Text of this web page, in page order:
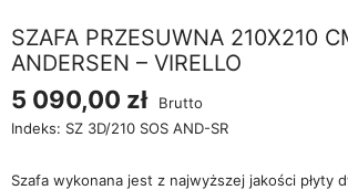
SZAFA PRZESUWNA 210X210
ANDERSEN – VIRELLO
5 090,00 zł
Brutto
Indeks: SZ 3D/210 SOS AND-SR
Szafa wykonana jest z najwyższej jakości płyty